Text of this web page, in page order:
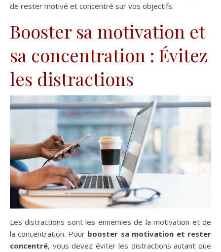
de rester motivé et concentré sur vos objectifs.
Booster sa motivation et
sa concentration : Évitez
les distractions
Les distractions sont les ennemies de la motivation et de
la concentration. Pour booster sa motivation et rester
concentré, vous devez éviter les distractions autant que